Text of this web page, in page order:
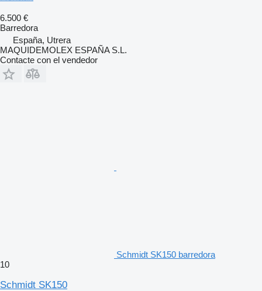
6.500 €
Barredora
España, Utrera
MAQUIDEMOLEX ESPAÑA S.L.
Contacte con el vendedor
Schmidt SK150 barredora
10
Schmidt SK150